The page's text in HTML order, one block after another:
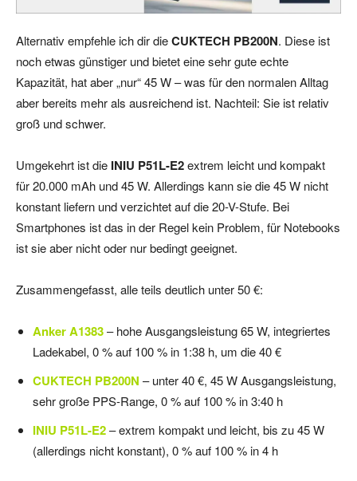
Alternativ empfehle ich dir dieCUKTECH PB200N. Diese ist
noch etwas günstiger und bietet eine sehr gute echte
Kapazität, hat aber „nur“ 45 W – was für den normalen Alltag
aber bereits mehr als ausreichend ist. Nachteil: Sie ist relativ
groß und schwer.
Umgekehrt ist die INIU P51L-E2extrem leicht und kompakt
für 20.000 mAh und 45 W. Allerdings kann sie die 45 W nicht
konstant liefern und verzichtet auf die 20-V-Stufe. Bei
Smartphones ist das in der Regel kein Problem, für Notebooks
ist sie aber nicht oder nur bedingt geeignet.
Zusammengefasst, alle teils deutlich unter 50 €:
Anker A1383– hohe Ausgangsleistung 65 W, integriertes
Ladekabel, 0 % auf 100 % in 1:38 h, um die 40 €
CUKTECH PB200N – unter 40 €, 45 W Ausgangsleistung,
sehr große PPS-Range, 0 % auf 100 % in 3:40 h
INIU P51L-E2– extrem kompakt und leicht, bis zu 45 W
(allerdings nicht konstant), 0 % auf 100 % in 4 h